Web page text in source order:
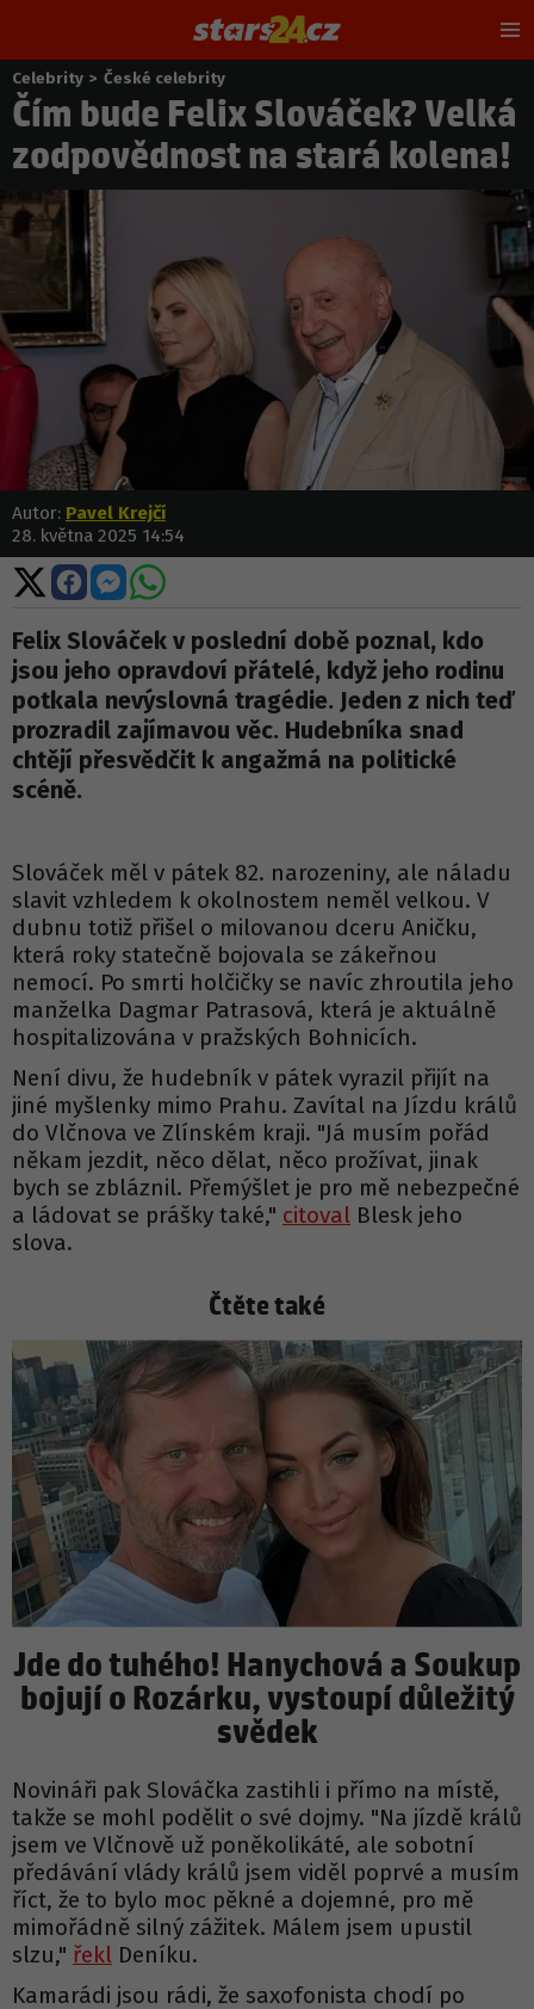
Nacházíte
se
zde:
Celebrity > České celebrity
Čím bude Felix Slováček? Velká
zodpovědnost na stará kolena!
Autor: Pavel Krejčí
28. května 2025 14:54
Sdílet
na
X
Sdílet
na
Facebooku
Sdílet
na
Messengeru
Sdílet
WhatsApp
Felix Slováček v poslední době poznal, kdo
jsou jeho opravdoví přátelé, když jeho rodinu
potkala nevýslovná tragédie. Jeden z nich teď
prozradil zajímavou věc. Hudebníka snad
chtějí přesvědčit k angažmá na politické
scéně.
Slováček měl v pátek 82. narozeniny, ale náladu
slavit vzhledem k okolnostem neměl velkou. V
dubnu totiž přišel o milovanou dceru Aničku,
která roky statečně bojovala se zákeřnou
nemocí. Po smrti holčičky se navíc zhroutila jeho
manželka Dagmar Patrasová, která je aktuálně
hospitalizována v pražských Bohnicích.
Není divu, že hudebník v pátek vyrazil přijít na
jiné myšlenky mimo Prahu. Zavítal na Jízdu králů
do Vlčnova ve Zlínském kraji. "Já musím pořád
někam jezdit, něco dělat, něco prožívat, jinak
bych se zbláznil. Přemýšlet je pro mě nebezpečné
a ládovat se prášky také," citoval Blesk jeho
slova.
Čtěte také
Jde do tuhého! Hanychová a Soukup
bojují o Rozárku, vystoupí důležitý
svědek
Novináři pak Slováčka zastihli i přímo na místě,
takže se mohl podělit o své dojmy. "Na jízdě králů
jsem ve Vlčnově už poněkolikáté, ale sobotní
předávání vlády králů jsem viděl poprvé a musím
říct, že to bylo moc pěkné a dojemné, pro mě
mimořádně silný zážitek. Málem jsem upustil
slzu," řekl Deníku.
Kamarádi jsou rádi, že saxofonista chodí po